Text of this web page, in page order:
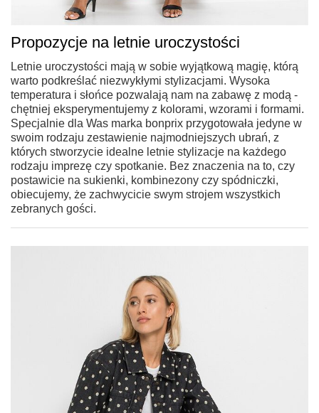
Propozycje na letnie uroczystości
Letnie uroczystości mają w sobie wyjątkową magię, którą
warto podkreślać niezwykłymi stylizacjami. Wysoka
temperatura i słońce pozwalają nam na zabawę z modą -
chętniej eksperymentujemy z kolorami, wzorami i formami.
Specjalnie dla Was marka bonprix przygotowała jedyne w
swoim rodzaju zestawienie najmodniejszych ubrań, z
których stworzycie idealne letnie stylizacje na każdego
rodzaju imprezę czy spotkanie. Bez znaczenia na to, czy
postawicie na sukienki, kombinezony czy spódniczki,
obiecujemy, że zachwycicie swym strojem wszystkich
zebranych gości.